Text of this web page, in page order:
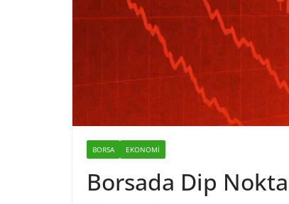
BORSA EKONOMI
Borsada Dip